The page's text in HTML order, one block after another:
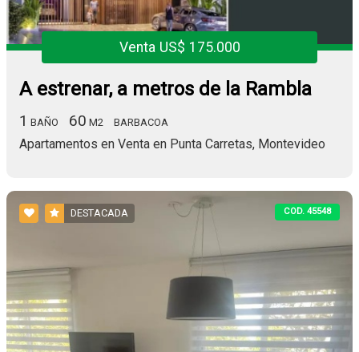
Venta US$ 175.000
A estrenar, a metros de la Rambla
1 BAÑO 60 M2 BARBACOA
Apartamentos en Venta en Punta Carretas, Montevideo
DESTACADA COD. 45548